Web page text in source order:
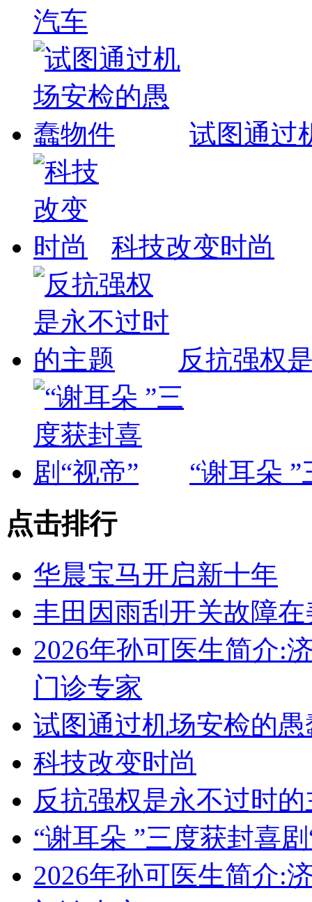
汽车
试图通过
科技改变时尚
反抗强权
“谢耳朵
点击排行
华晨宝马开启新十年
丰田因雨刮开关故障
2026年孙可医生简介:
门诊专家
试图通过机场安检的
科技改变时尚
反抗强权是永不过时
“谢耳朵 ”三度获封喜
2026年孙可医生简介: